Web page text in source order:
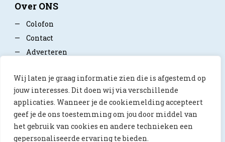
Wij laten je graag informatie zien die is afgestemd op
jouw interesses. Dit doen wij via verschillende
applicaties. Wanneer je de cookiemelding accepteert
geef je de ons toestemming om jou door middel van
het gebruik van cookies en andere technieken een
gepersonaliseerde ervaring te bieden.
Over ONS
—
Colofon
—
Contact
—
Adverteren
—Privacy policy